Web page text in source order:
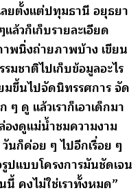
ลยตั้งแต่ปทุมธานี อยุธยา
ล้วก็เก็บรายละเอียด
าพนิ่งถ่ายภาพบ้าง เขียน
มชาติไปเก็บข้อมูลอะไร
มขึ้นไปจัดนิทรรศการ จัด
ๆ ดู แล้วเราก็เอาเด็กมา
องดูแม่น้ำชมความงาม
นก็ค่อย ๆ ไปอีกเรื่อย ๆ
ปแบบโครงการมันชัดเจน
คงไม่ใช่เราทั้งหมด”